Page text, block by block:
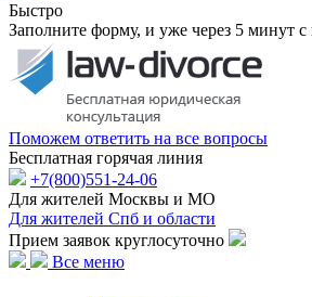
Быстро
Заполните форму, и уже через 5 минут
Поможем ответить на все вопросы
Бесплатная горячая линия
+7(800)551-24-06
Для жителей Москвы и МО
Для жителей Спб и области
Прием заявок круглосуточно
Все меню